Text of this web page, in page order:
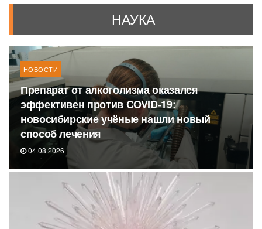
НАУКА
НОВОСТИ
Препарат от алкоголизма оказался
эффективен против COVID-19:
новосибирские учёные нашли новый
способ лечения
04.08.2026